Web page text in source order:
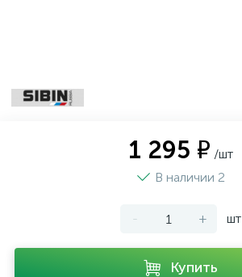
1 295 ₽ /шт
В наличии 2
- + шт
Купить